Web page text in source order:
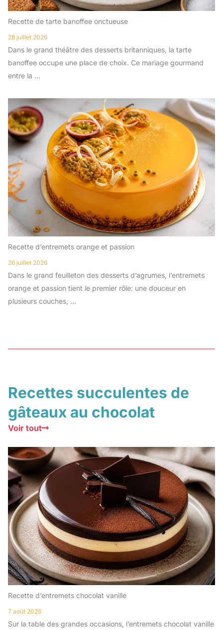
Recette de tarte banoffee onctueuse
28 juillet 2026
Dans le grand théâtre des desserts britanniques, la tarte
banoffee occupe une place de choix. Ce mariage gourmand
entre la ...
Recette d’entremets orange et passion
26 juillet 2026
Dans le grand feuilleton des desserts d’agrumes, l’entremets
orange et passion tient le premier rôle: une douceur en
plusieurs couches, ...
Recettes succulentes de
gâteaux au chocolat
Voir tout
Recette d’entremets chocolat vanille
7 août 2026
Sur la table des grandes occasions, l’entremets chocolat vanille